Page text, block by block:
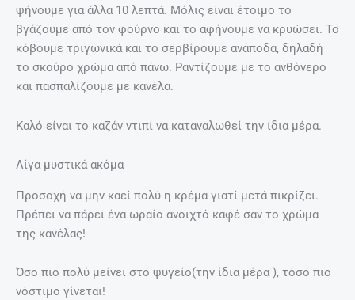
ψήνουμε για άλλα 10 λεπτά. Μόλις είναι έτοιμο το
βγάζουμε από τον φούρνο και το αφήνουμε να κρυώσει. Το
κόβουμε τριγωνικά και το σερβίρουμε ανάποδα, δηλαδή
το σκούρο χρώμα από πάνω. Ραντίζουμε με το ανθόνερο
και πασπαλίζουμε με κανέλα.
Καλό είναι το καζάν ντιπί να καταναλωθεί την ίδια μέρα.
Λίγα μυστικά ακόμα
Προσοχή να μην καεί πολύ η κρέμα γιατί μετά πικρίζει.
Πρέπει να πάρει ένα ωραίο ανοιχτό καφέ σαν το χρώμα
της κανέλας!
Όσο πιο πολύ μείνει στο ψυγείο(την ίδια μέρα ), τόσο πιο
νόστιμο γίνεται!